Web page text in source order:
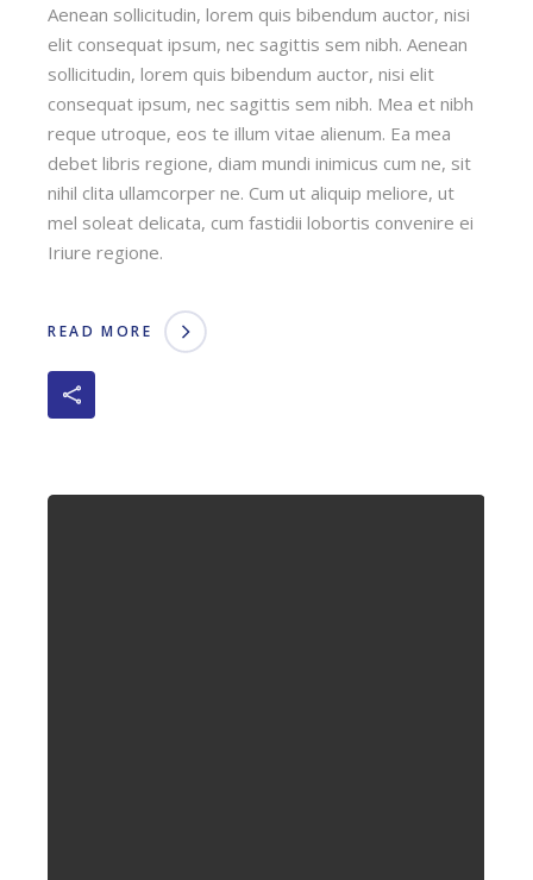
Aenean sollicitudin, lorem quis bibendum auctor, nisi
elit consequat ipsum, nec sagittis sem nibh. Aenean
sollicitudin, lorem quis bibendum auctor, nisi elit
consequat ipsum, nec sagittis sem nibh. Mea et nibh
reque utroque, eos te illum vitae alienum. Ea mea
debet libris regione, diam mundi inimicus cum ne, sit
nihil clita ullamcorper ne. Cum ut aliquip meliore, ut
mel soleat delicata, cum fastidii lobortis convenire ei
Iriure regione.
READ MORE